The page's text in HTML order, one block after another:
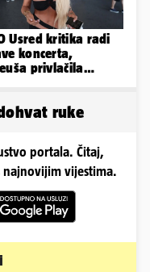
Usred kritika radi
koncerta,
privlačila
ruke
portala. Čitaj,
vijestima.